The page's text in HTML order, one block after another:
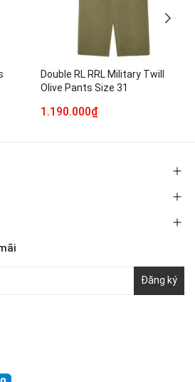
Double RL RRL Military Twill
Olive Pants Size 31
1.190.000₫
Đăng ký